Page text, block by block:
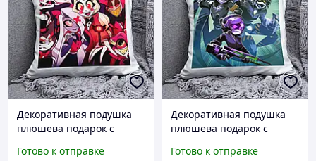
Декоративная подушка
плюшева подарок с
Hazbin Hotel
Готово к отправке
Декоративная подушка
плюшева подарок с
Murder Drones
Готово к отправке